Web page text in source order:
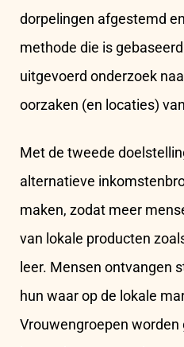
dorpelingen afgestemd
methode die is
uitgevoerd onderzoek
oorzaken (en locaties)
Met de tweede
alternatieve
maken, zodat meer
van lokale producten
leer. Mensen ontvangen
hun waar op de lokale
Vrouwengroepen